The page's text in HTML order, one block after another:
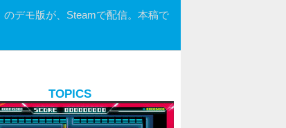
デモ版が、Steamで配信。本稿で
TOPICS